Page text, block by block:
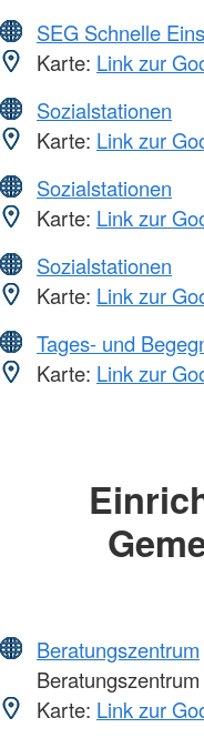
SEG Schnelle
Karte: Link zur
Sozialstationen
Karte: Link zur
Sozialstationen
Karte: Link zur
Sozialstationen
Karte: Link zur
Tages- und
Karte: Link zur
Beratungszentrum
Beratungszentrum
Karte: Link zur